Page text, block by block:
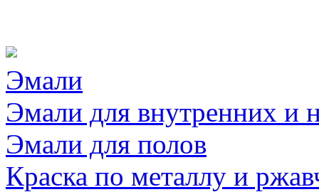
Эмали
Эмали для внутренних и
Эмали для полов
Краска по металлу и